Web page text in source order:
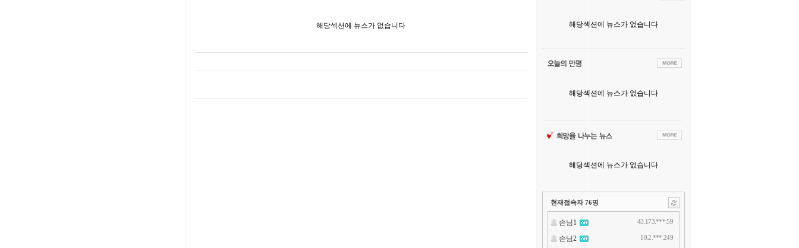
해당섹션에 뉴스가 없습니다 해당섹션에 뉴스가 없습니다
해당섹션에 뉴스가 없습니다
해당섹션에 뉴스가 없습니다
현재접속자 76명